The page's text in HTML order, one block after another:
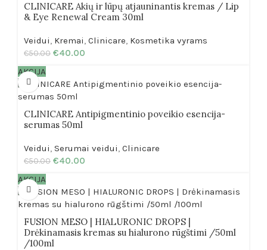
CLINICARE Akių ir lūpų atjauninantis kremas / Lip
& Eye Renewal Cream 30ml
Veidui, Kremai, Clinicare, Kosmetika vyrams
€50.00 €40.00
AKCIJA
CLINICARE Antipigmentinio poveikio esencija-
serumas 50ml
Veidui, Serumai veidui, Clinicare
€50.00 €40.00
AKCIJA
FUSION MESO | HIALURONIC DROPS |
Drėkinamasis kremas su hialurono rūgštimi /50ml
/100ml